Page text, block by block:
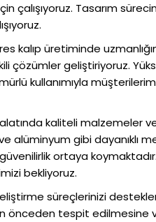
çalışıyoruz. Tasarım
kalıp üretiminde
çözümler geliştiriyoruz.
ömürlü kullanımıyla
kaliteli malzemeler
ve alüminyum gibi dayanıklı
ortaya koymaktadır.
bekliyoruz.
süreçlerinizi
önceden tespit